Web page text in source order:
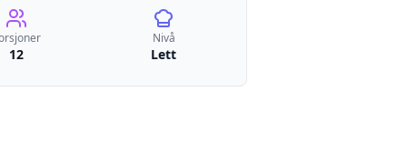
12
Nivå
Lett